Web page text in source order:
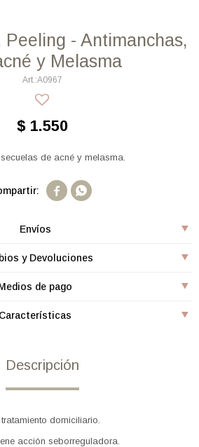
Peeling - Antimanchas,
y Melasma
A0967
$ 1.550
de acné y melasma.
 
Envíos
y Devoluciones
de pago
Características
Descripción
domiciliario.
acción seborreguladora.